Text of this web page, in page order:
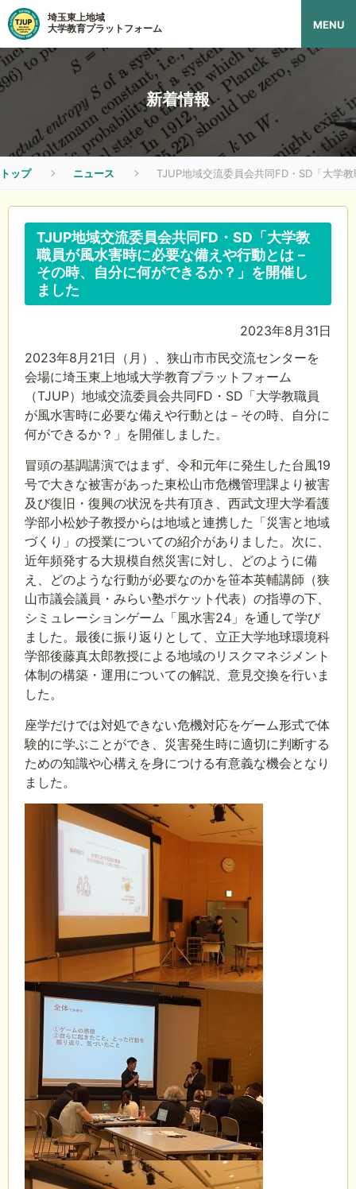
埼玉東上地域
大学教育プラットフォーム
MENU
新着情報
トップ ニュース TJUP地域交流委員会共同FD・SD「大学
TJUP地域交流委員会共同FD・SD「大学教
職員が風水害時に必要な備えや行動とは－
その時、自分に何ができるか？」を開催し
ました
2023年8月31日
2023年8月 21日（月）、狭山市市民交流センターを
会場に埼玉東上地域大学教育プラットフォーム
（TJUP）地域交流委員会共同FD ・ SD 「大学教職員
が風水害時に必要な備えや行動とは－その時、自分に
何ができるか？」を開催しました。
冒頭の基調講演ではまず、令和元年に発生した台風19
号で大きな被害があった東松山市危機管理課より被害
及び復旧・復興の状況を共有頂き、西武文理大学看護
学部小松妙子教授からは地域と連携した「災害と地域
づくり」の授業についての紹介がありました。次に、
近年頻発する大規模自然災害に対し、どのように備
え、どのような行動が必要なのかを笹本英輔講師（狭
山市議会議員・みらい塾ポケット代表）の指導の下、
シミュレーションゲーム「風水害24 」を通して学び
ました。最後に振り返りとして、立正大学地球環境科
学部後藤真太郎教授による地域のリスクマネジメント
体制の構築・運用についての解説、意見交換を行いま
した。
座学だけでは対処できない危機対応をゲーム形式で体
験的に学ぶことができ、災害発生時に適切に判断する
ための知識や心構えを身につける有意義な機会となり
ました。